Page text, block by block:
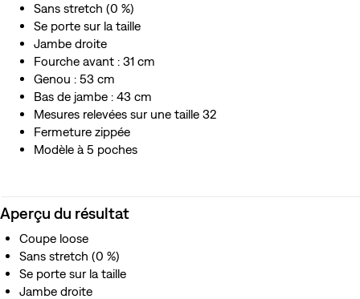
Sans stretch (0 %)
Se porte sur la taille
Jambe droite
Fourche avant : 31 cm
Genou : 53 cm
Bas de jambe : 43 cm
Mesures relevées sur une taille 32
Fermeture zippée
Modèle à 5 poches
Aperçu du résultat
Coupe loose
Sans stretch (0 %)
Se porte sur la taille
Jambe droite